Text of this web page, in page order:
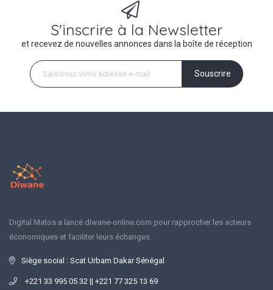
S'inscrire à la Newsletter
et recevez de nouvelles annonces dans la boîte de réception
Souscrire
Digital Matos a lancé diwane-online.com pour rapprocher les acteurs
économiques et faciliter leurs échanges.
Siège social : Scat Urbam Dakar Sénégal
+221 33 995 05 32 || +221 77 325 13 69